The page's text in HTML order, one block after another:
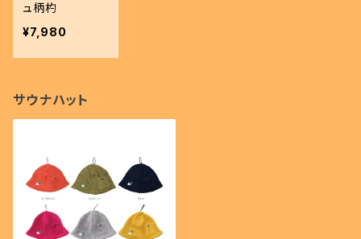
ュ柄杓
¥7,980
サウナハット